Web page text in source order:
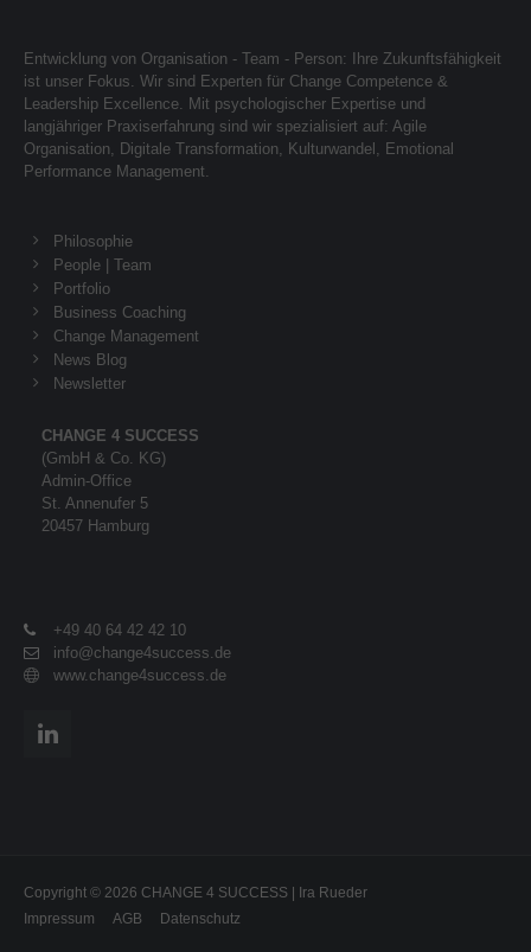
Entwicklung von Organisation - Team - Person: Ihre Zukunftsfähigkeit
ist unser Fokus. Wir sind Experten für Change Competence &
Leadership Excellence. Mit psychologischer Expertise und
langjähriger Praxiserfahrung sind wir spezialisiert auf: Agile
Organisation, Digitale Transformation, Kulturwandel, Emotional
Performance Management.
Philosophie
People | Team
Portfolio
Business Coaching
Change Management
News Blog
Newsletter
CHANGE 4 SUCCESS
(GmbH & Co. KG)
Admin-Office
St. Annenufer 5
20457 Hamburg
+49 40 64 42 42 10
info@change4success.de
www.change4success.de
Copyright © 2026 CHANGE 4 SUCCESS | Ira Rueder
Impressum
AGB Datenschutz